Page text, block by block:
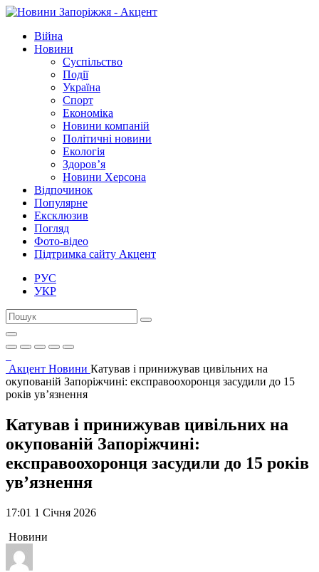
Війна
Новини
Суспільство
Події
Україна
Спорт
Економіка
Новини компаній
Політичні новини
Екологія
Здоров’я
Новини Херсона
Відпочинок
Популярне
Ексклюзив
Погляд
Фото-відео
Підтримка сайту Акцент
РУС
УКР
Акцент Новини Катував і принижував цивільних на
окупованій Запоріжчині: експравоохоронця засудили до 15
років ув’язнення
Катував і принижував цивільних на
окупованій Запоріжчині:
експравоохоронця засудили до 15 років
ув’язнення
17:01 1 Січня 2026
Новини